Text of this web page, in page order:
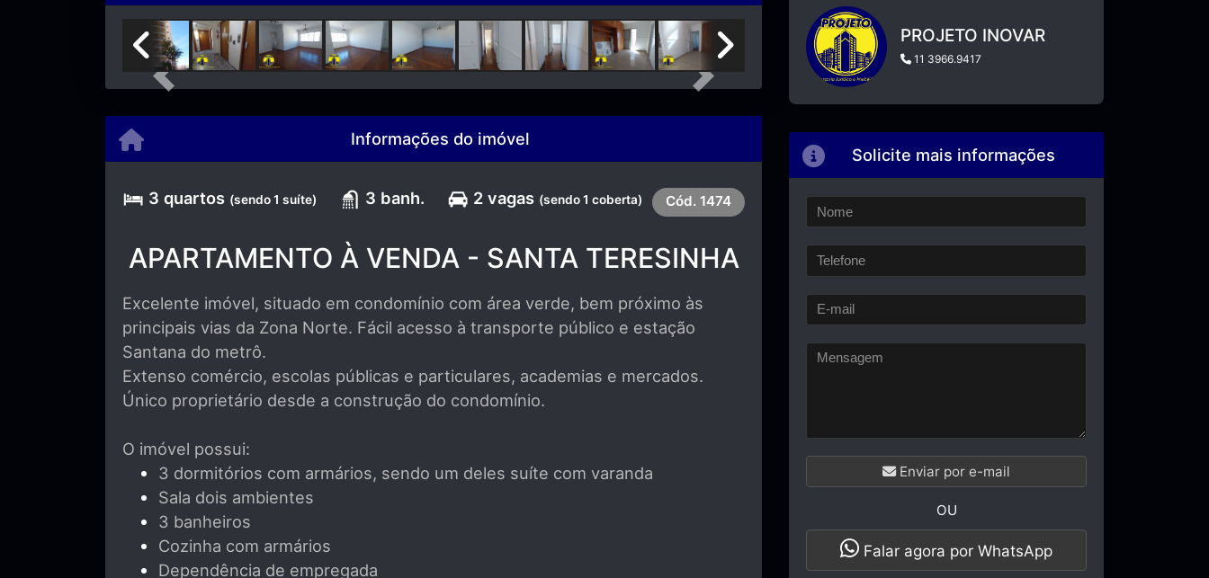
Previous Next
Informações do imóvel
3 quartos (sendo 1 suíte) 3 banh. 2 vagas (sendo 1 coberta) Cód. 1474
APARTAMENTO À VENDA - SANTA TERESINHA
Excelente imóvel, situado em condomínio com área verde, bem próximo às
principais vias da Zona Norte. Fácil acesso à transporte público e estação
Santana do metrô.
Extenso comércio, escolas públicas e particulares, academias e mercados.
Único proprietário desde a construção do condomínio.
O imóvel possui:
3 dormitórios com armários, sendo um deles suíte com varanda
Sala dois ambientes
3 banheiros
Cozinha com armários
Dependência de empregada
PROJETO INOVAR
11 3966.9417
Solicite mais informações
Enviar por e-mail
OU
Falar agora por WhatsApp